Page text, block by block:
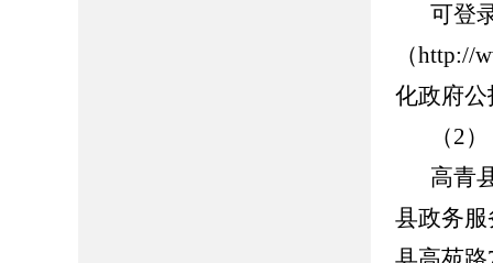
可登
（http://
化政府
（2
高青
县政务